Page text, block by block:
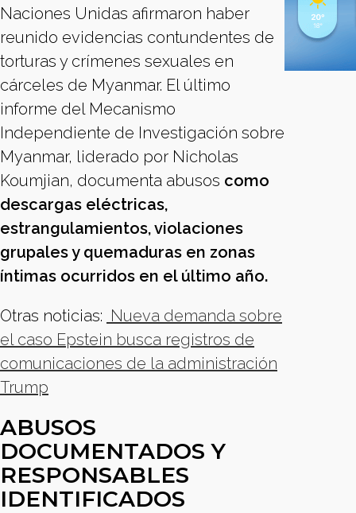
Naciones Unidas afirmaron haber
reunido evidencias contundentes de
torturas y crímenes sexuales en
cárceles de Myanmar. El último
informe del Mecanismo
Independiente de Investigación sobre
Myanmar, liderado por Nicholas
Koumjian, documenta abusos como
descargas eléctricas,
estrangulamientos, violaciones
grupales y quemaduras en zonas
íntimas ocurridos en el último año.
Otras noticias: Nueva demanda sobre
el caso Epstein busca registros de
comunicaciones de la administración
Trump
ABUSOS
DOCUMENTADOS Y
RESPONSABLES
IDENTIFICADOS